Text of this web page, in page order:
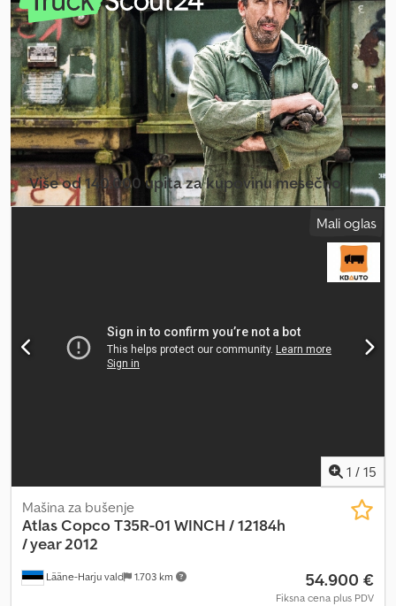
Opšte stanje: dobro Tehničko stanje: dobro Vizuelno stanje: dobro
Više od 140.000 upita za kupovinu mesečno
Mali oglas
1 / 15
Lääne-Harju vald 1.703 km
Mašina za bušenje
Atlas CopcoT35R-01 WINCH / 12184h
/ year 2012
54.900 €
Fiksna cena plus PDV